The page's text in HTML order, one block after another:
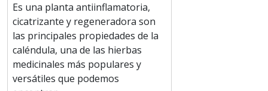
Es una planta antiinflamatoria,
cicatrizante y regeneradora son
las principales propiedades de la
caléndula, una de las hierbas
medicinales más populares y
versátiles que podemos